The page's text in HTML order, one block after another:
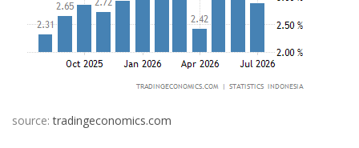
source:tradingeconomics.com